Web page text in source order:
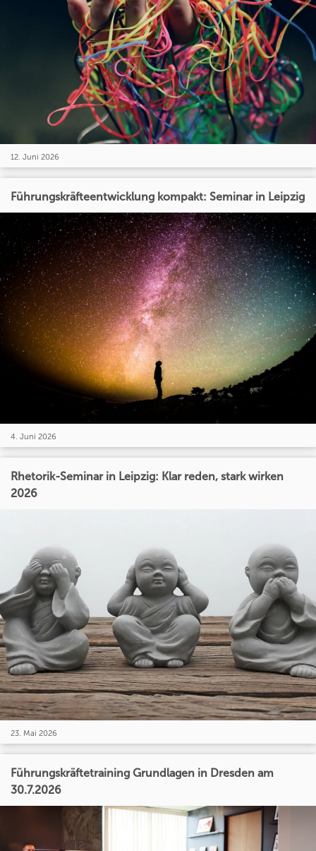
12. Juni 2026
Führungskräfteentwicklung kompakt: Seminar in Leipzig
4. Juni 2026
Rhetorik-Seminar in Leipzig: Klar reden, stark wirken
2026
23. Mai 2026
Führungskräftetraining Grundlagen in Dresden am
30.7.2026